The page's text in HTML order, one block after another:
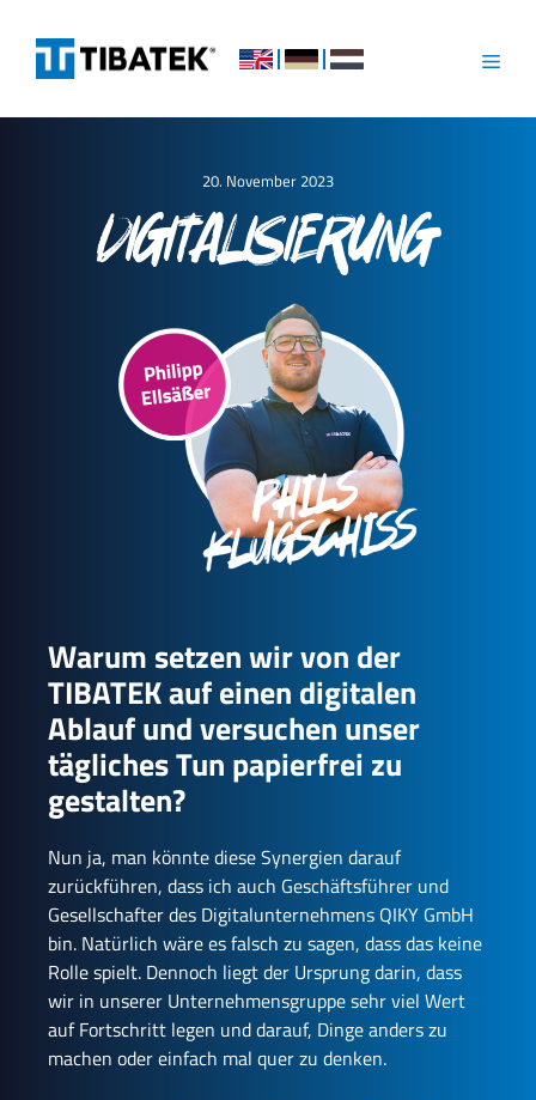
content
20. November 2023
DIGITALISIERUNG
Warum setzen wir von der
TIBATEK auf einen digitalen
Ablauf und versuchen unser
tägliches Tun papierfrei zu
gestalten?
Nun ja, man könnte diese Synergien darauf
zurückführen, dass ich auch Geschäftsführer und
Gesellschafter des Digitalunternehmens QIKY GmbH
bin. Natürlich wäre es falsch zu sagen, dass das keine
Rolle spielt. Dennoch liegt der Ursprung darin, dass
wir in unserer Unternehmensgruppe sehr viel Wert
auf Fortschritt legen und darauf, Dinge anders zu
machen oder einfach mal quer zu denken.